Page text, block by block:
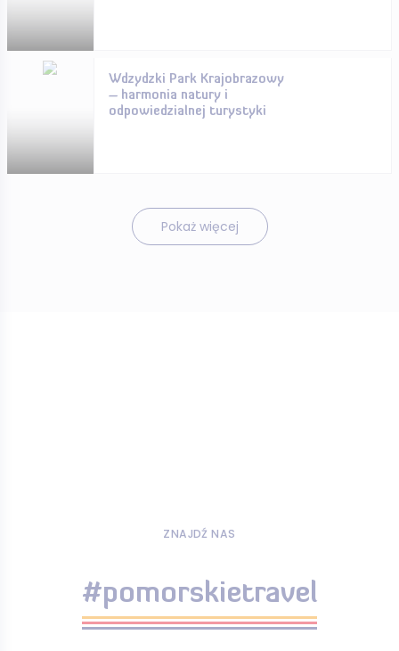
Wdzydzki Park Krajobrazowy
– harmonia natury i
odpowiedzialnej turystyki
Pokaż więcej
ZNAJDŹ NAS
#pomorskietravel